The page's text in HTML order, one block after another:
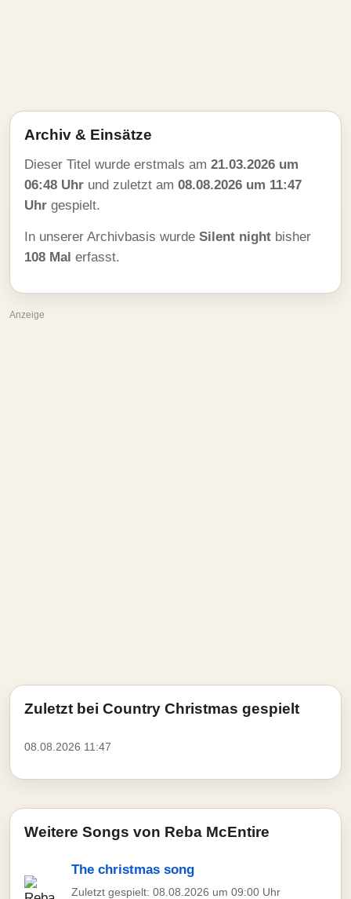
Archiv & Einsätze
Dieser Titel wurde erstmals am 21.03.2026 um
06:48 Uhr und zuletzt am 08.08.2026 um 11:47
Uhr gespielt.
In unserer Archivbasis wurde Silent night bisher
108 Mal erfasst.
Anzeige
Zuletzt bei Country Christmas gespielt
08.08.2026 11:47
Weitere Songs von Reba McEntire
The christmas song
Zuletzt gespielt: 08.08.2026 um 09:00 Uhr